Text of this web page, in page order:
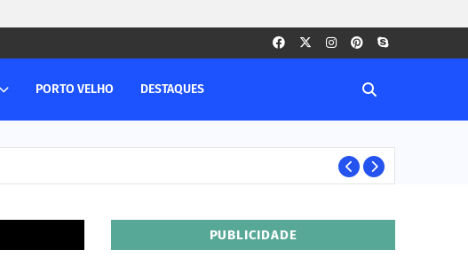
PORTO VELHO DESTAQUES
PUBLICIDADE